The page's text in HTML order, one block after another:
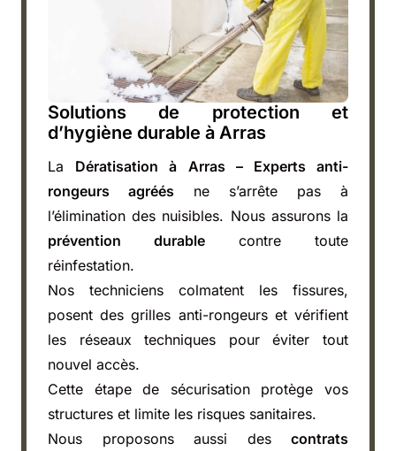
Solutions de protection et
d’hygiène durable à Arras
La Dératisation à Arras – Experts anti-
rongeurs agréés ne s’arrête pas à
l’élimination des nuisibles. Nous assurons la
prévention durable contre toute
réinfestation.
Nos techniciens colmatent les fissures,
posent des grilles anti-rongeurs et vérifient
les réseaux techniques pour éviter tout
nouvel accès.
Cette étape de sécurisation protège vos
structures et limite les risques sanitaires.
Nous proposons aussi des contrats